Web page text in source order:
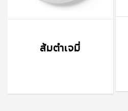
ส้มตำเจมี่